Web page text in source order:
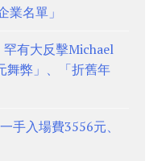
業名單」
有大反擊Michael
舞弊」、「折舊年
入場費3556元、